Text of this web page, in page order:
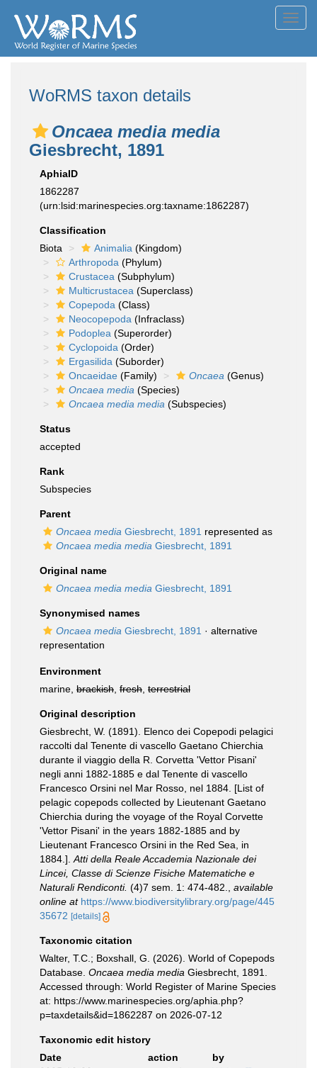
WoRMS taxon details
Oncaea media media
Giesbrecht, 1891
AphiaID
1862287
(urn:lsid:marinespecies.org:taxname:1862287)
Classification
Biota
Animalia (Kingdom)
Arthropoda (Phylum)
Crustacea (Subphylum)
Multicrustacea (Superclass)
Copepoda (Class)
Neocopepoda (Infraclass)
Podoplea (Superorder)
Cyclopoida (Order)
Ergasilida (Suborder)
Oncaeidae (Family) Oncaea (Genus)
Oncaea media (Species)
Oncaea media media (Subspecies)
Status
accepted
Rank
Subspecies
Parent
Oncaea media Giesbrecht, 1891 represented as
Oncaea media media Giesbrecht, 1891
Original name
Oncaea media media Giesbrecht, 1891
Synonymised names
Oncaea media Giesbrecht, 1891 · alternative
representation
Environment
marine, brackish fresh terrestrial
Original description
Giesbrecht, W. (1891). Elenco dei Copepodi pelagici
raccolti dal Tenente di vascello Gaetano Chierchia
durante il viaggio della R. Corvetta 'Vettor Pisani'
negli anni 1882-1885 e dal Tenente di vascello
Francesco Orsini nel Mar Rosso, nel 1884. [List of
pelagic copepods collected by Lieutenant Gaetano
Chierchia during the voyage of the Royal Corvette
'Vettor Pisani' in the years 1882-1885 and by
Lieutenant Francesco Orsini in the Red Sea, in
1884.]. Atti della Reale Accademia Nazionale dei
Lincei, Classe di Scienze Fisiche Matematiche e
Naturali Rendiconti. (4)7 sem. 1: 474-482.
available
online at https://www.biodiversitylibrary.org/page/445
35672 [details]
Taxonomic citation
Walter, T.C.; Boxshall, G. (2026). World of Copepods
Database. Oncaea media media Giesbrecht, 1891.
Accessed through: World Register of Marine Species
at: https://www.marinespecies.org/aphia.php?
p=taxdetails&id=1862287 on 2026-07-12
Taxonomic edit history
Date
action
by